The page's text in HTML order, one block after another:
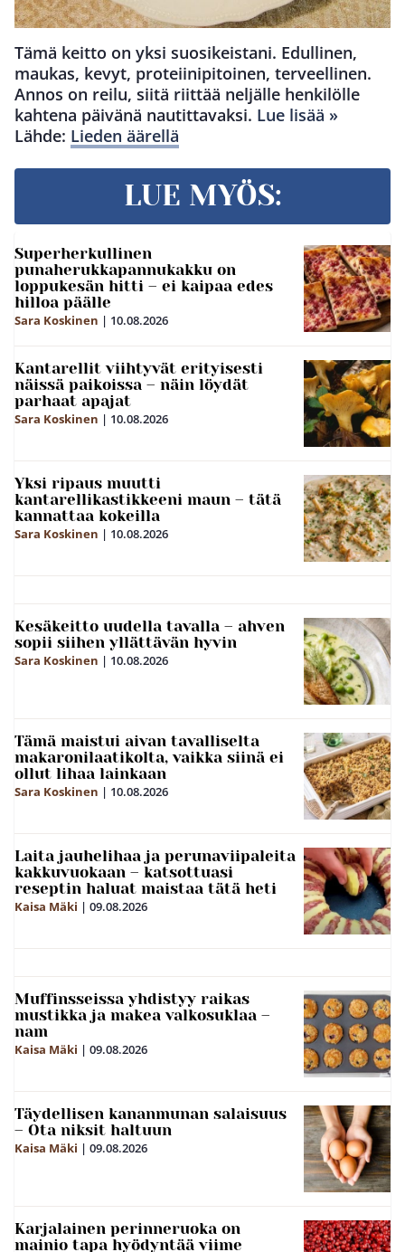
Tämä keitto on yksi suosikeistani. Edullinen,
maukas, kevyt, proteiinipitoinen, terveellinen.
Annos on reilu, siitä riittää neljälle henkilölle
kahtena päivänä nautittavaksi. Lue lisää »
Lähde: Lieden äärellä
LUE MYÖS:
Superherkullinen
punaherukkapannukakku on
loppukesän hitti – ei kaipaa edes
hilloa päälle
Sara Koskinen | 10.08.2026
Kantarellit viihtyvät erityisesti
näissä paikoissa – näin löydät
parhaat apajat
Sara Koskinen | 10.08.2026
Yksi ripaus muutti
kantarellikastikkeeni maun – tätä
kannattaa kokeilla
Sara Koskinen | 10.08.2026
Kesäkeitto uudella tavalla – ahven
sopii siihen yllättävän hyvin
Sara Koskinen | 10.08.2026
Tämä maistui aivan tavalliselta
makaronilaatikolta, vaikka siinä ei
ollut lihaa lainkaan
Sara Koskinen | 10.08.2026
Laita jauhelihaa ja perunaviipaleita
kakkuvuokaan – katsottuasi
reseptin haluat maistaa tätä heti
Kaisa Mäki | 09.08.2026
Muffinsseissa yhdistyy raikas
mustikka ja makea valkosuklaa –
nam
Kaisa Mäki | 09.08.2026
Täydellisen kananmunan salaisuus
– Ota niksit haltuun
Kaisa Mäki | 09.08.2026
Karjalainen perinneruoka on
mainio tapa hyödyntää viime